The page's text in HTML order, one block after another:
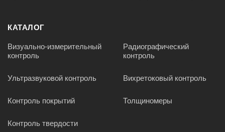
КАТАЛОГ
Визуально-измерительный
контроль
Радиографический
контроль
Ультразвуковой контроль Вихретоковый контроль
Контроль покрытий Толщиномеры
Контроль твердости